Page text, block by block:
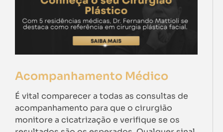
Acompanhamento Médico
É vital comparecer a todas as consultas de
acompanhamento para que o cirurgião
monitore a cicatrização e verifique se os